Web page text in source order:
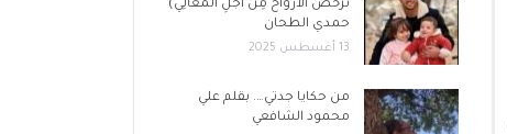
تَرْخُصُ الأَرْوَاحُ مِنْ أَجْلِ المَعَالِي)
حمدي الطحان
13 أغسطس 2025
من حكايا جدتي…. بقلم علي
محمود الشافعي